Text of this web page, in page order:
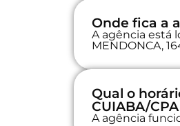
Onde fica a
A agência está
MENDONCA,
Qual o
CUIABA/CPA
A agência